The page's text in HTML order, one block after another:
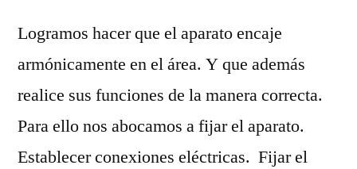
Logramos hacer que el aparato encaje
armónicamente en el área. Y que además
realice sus funciones de la manera correcta.
Para ello nos abocamos a fijar el aparato.
Establecer conexiones eléctricas. Fijar el